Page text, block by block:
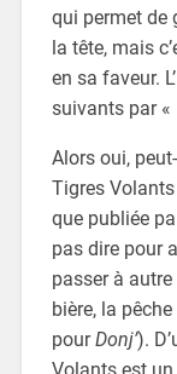
qui permet de
la tête, mais
en sa faveur.
suivants par «
Alors oui,
Tigres
que publiée
pas dire pour
passer à
bière, la
pourDonj’).